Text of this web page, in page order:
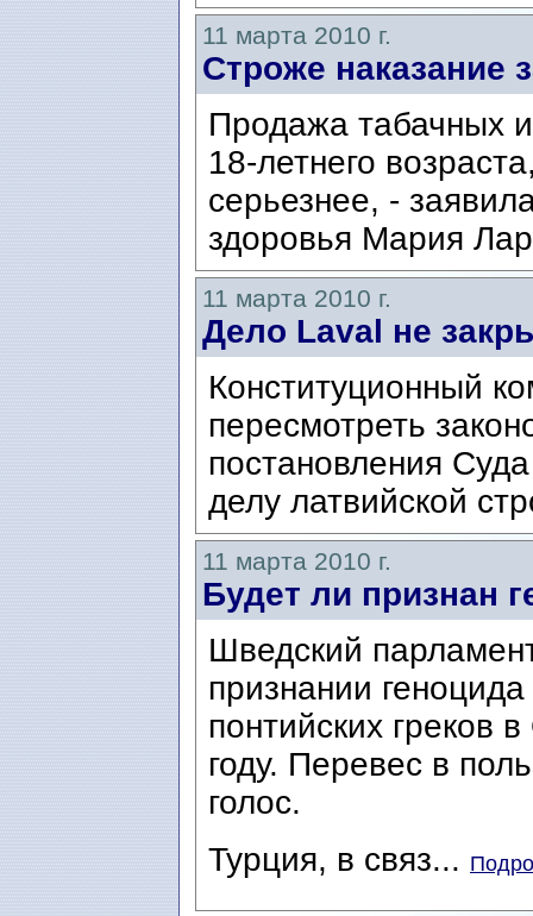
11 марта 2010 г.
Строже наказание
Продажа табачных
18-летнего
серьезнее, -
здоровья Мария
11 марта 2010 г.
Дело Laval не
Конституционный
пересмотреть
постановления
делу латвийской
11 марта 2010 г.
Будет ли признан
Шведский
признании
понтийских греков
году. Перевес в
голос.
Турция, в связ...